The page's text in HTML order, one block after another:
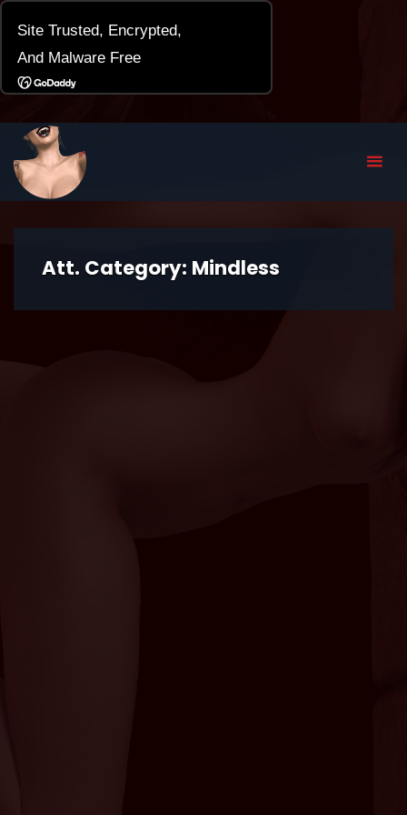
Att. Category: Mindless